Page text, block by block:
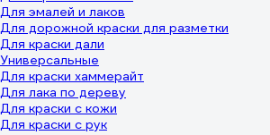
Для эмалей и лаков
Для дорожной краски для разметки
Для краски дали
Универсальные
Для краски хаммерайт
Для лака по дереву
Для краски с кожи
Для краски с рук